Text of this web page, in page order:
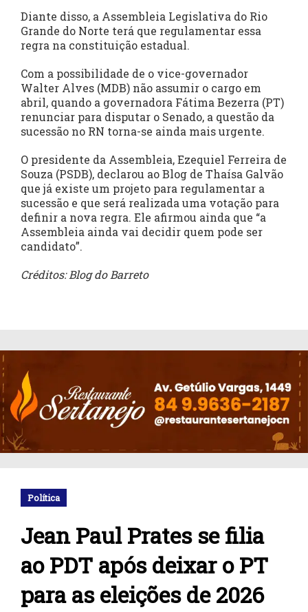
Diante disso, a Assembleia Legislativa do Rio
Grande do Norte terá que regulamentar essa
regra na constituição estadual.
Com a possibilidade de o vice-governador
Walter Alves (MDB) não assumir o cargo em
abril, quando a governadora Fátima Bezerra (PT)
renunciar para disputar o Senado, a questão da
sucessão no RN torna-se ainda mais urgente.
O presidente da Assembleia, Ezequiel Ferreira de
Souza (PSDB), declarou ao Blog de Thaísa Galvão
que já existe um projeto para regulamentar a
sucessão e que será realizada uma votação para
definir a nova regra. Ele afirmou ainda que “a
Assembleia ainda vai decidir quem pode ser
candidato”.
Créditos: Blog do Barreto
Política
Jean Paul Prates se filia
ao PDT após deixar o PT
para as eleições de 2026